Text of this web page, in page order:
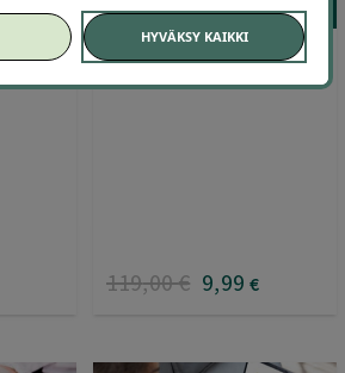
25
| -93 %
25
Kirjanpidon verkkokurssi |
119,00€ 9,99 €
HYVÄKSY KAIKKI